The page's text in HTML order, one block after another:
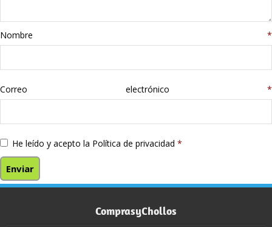
libros
Nombre *
Correo electrónico *
He leído y acepto la Política de privacidad *
ComprasyChollos